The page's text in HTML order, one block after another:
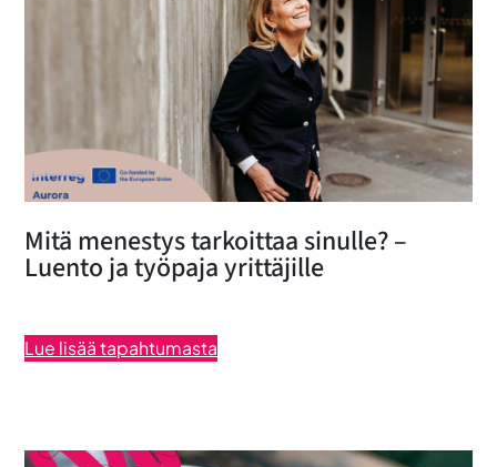
Mitä menestys tarkoittaa sinulle? –
Luento ja työpaja yrittäjille
Lue lisää tapahtumasta